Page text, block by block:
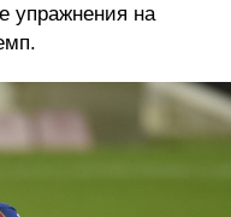
упражнения на